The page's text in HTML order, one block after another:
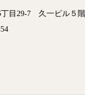
丁目29-7 久一ビル５階